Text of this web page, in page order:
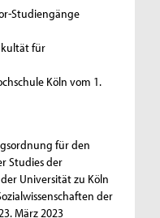
Studiengänge
für
Köln vom 1.
für den
Studies der
Universität zu Köln
der
März 2023